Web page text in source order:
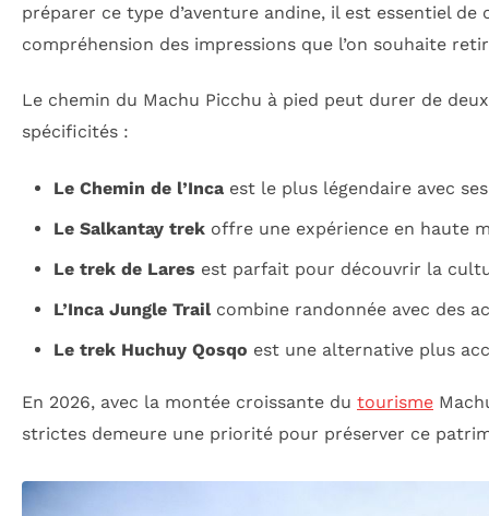
préparer ce type d’aventure andine, il est essentiel
compréhension des impressions que l’on souhaite
Le chemin du Machu Picchu à pied peut durer de
spécificités :
Le Chemin de l’Incaest le plus légendaire avec
Le Salkantay trekoffre une expérience en haute
Le trek de Lares est parfait pour découvrir la
L’Inca Jungle Trailcombine randonnée avec des
Le trek Huchuy Qosqo est une alternative plus
En 2026, avec la montée croissante du tourisme
strictes demeure une priorité pour préserver ce